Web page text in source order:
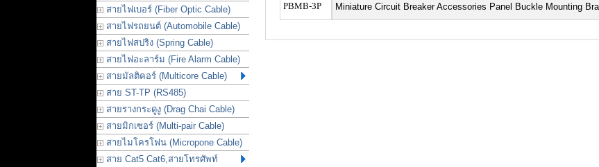
สายไฟเบอร์ (Fiber Optic Cable)
สายไฟรถยนต์ (Automobile Cable)
สายไฟสปริง (Spring Cable)
สายไฟอะลาร์ม (Fire Alarm Cable)
สายมัลติคอร์ (Multicore Cable)
สาย ST-TP (RS485)
สายรางกระดูงู (Drag Chai Cable)
สายมิกเซอร์ (Multi-pair Cable)
สายไมโครโฟน (Micropone Cable)
สาย Cat5 Cat6,สายโทรศัพท์
PBMB-3P Miniature Circuit Breaker Accessories Panel Buckle Mounting